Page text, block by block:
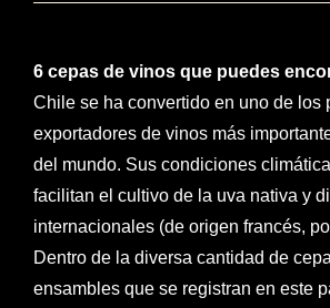
6 cepas de vinos que puedes
Chile se ha convertido en uno de los
exportadores de vinos más
del mundo. Sus condiciones
facilitan el cultivo de la uva nativa y
internacionales (de origen francés,
Dentro de la diversa cantidad de
ensambles que se registran en este